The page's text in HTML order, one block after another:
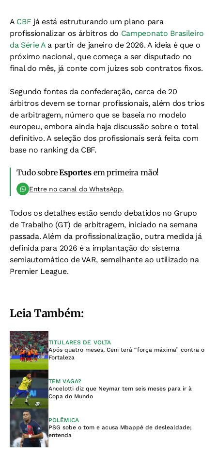
A CBF já está estruturando um plano para
profissionalizar os árbitros do Campeonato Brasileiro
da Série Aa partir de janeiro de 2026. A ideia é que o
próximo nacional, que começa a ser disputado no
final do mês, já conte com juízes sob contratos fixos.
Segundo fontes da confederação, cerca de 20
árbitros devem se tornar profissionais, além dos trios
de arbitragem, número que se baseia no modelo
europeu, embora ainda haja discussão sobre o total
definitivo. A seleção dos profissionais será feita com
base no ranking da CBF.
Tudo sobreEsportesem primeira mão!
Entre no canal do WhatsApp.
Todos os detalhes estão sendo debatidos no Grupo
de Trabalho (GT) de arbitragem, iniciado na semana
passada. Além da profissionalização, outra medida já
definida para 2026 é a implantação do sistema
semiautomático de VAR, semelhante ao utilizado na
Premier League.
Leia Também:
TITULARES DE VOLTA
Após quatro meses, Ceni terá “força máxima” contra o
Fortaleza
TEM VAGA?
Ancelotti diz que Neymar tem seis meses para ir à
Copa do Mundo
POLÊMICA
PSG sobe o tom e acusa Mbappé de deslealdade;
entenda